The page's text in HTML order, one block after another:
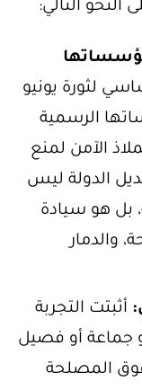
النحو التالي:
لثورة يونيو
الرسمية
الآمن لمنع
الدولة ليس
بل هو سيادة
والدمار
أثبتت التجربة
جماعة أو فصيل
المصلحة